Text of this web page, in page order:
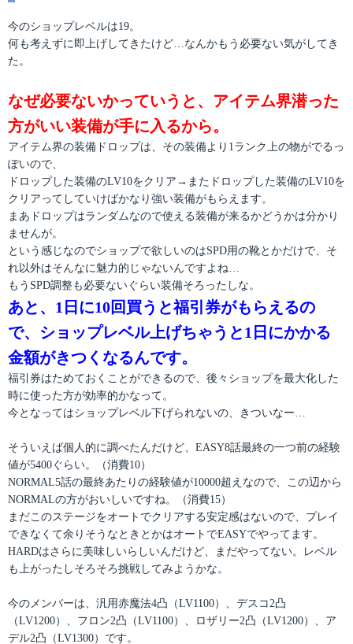
リ
ー
今のショップレベルは19。
何も考えずに即上げしてきたけど…なんかもう必要ない気がしてき
た。
なぜ必要ないかっていうと、アイテム界潜った
方がいい装備が手に入るから。
アイテム界の装備ドロップは、その装備より1ランク上の物がでるっ
ぽいので、
ドロップした装備のLV10をクリア→またドロップした装備のLV10を
クリアってしていけばかなり強い装備がもらえます。
まあドロップはランダムなので使える装備が来るかどうかは分かり
ませんが。
という感じなのでショップで欲しいのはSPD用の靴とかだけで、そ
れ以外はそんなに魅力的じゃないんですよね…
もうSPD調整も必要ないぐらい装備そろったしな。
あと、1日に10回買うと福引券がもらえるの
で、ショップレベル上げちゃうと1日にかかる
金額がきつくなるんです。
福引券はためておくことができるので、後々ショップを最大化した
時に使った方が効率的かなって。
今となってはショップレベル下げられないの、きついなー…
そういえば個人的に調べたんだけど、EASY8話最終の一つ前の経験
値が5400ぐらい。（消費10）
NORMAL5話の最終あたりの経験値が10000超えなので、この辺から
NORMALの方がおいしいですね。（消費15）
まだこのステージをオートでクリアする安定感はないので、プレイ
できなくて余りそうなときとかはオートでEASYでやってます。
HARDはさらに美味しいらしいんだけど、まだやってない。レベル
も上がったしそろそろ挑戦してみようかな。
今のメンバーは、汎用赤魔法4凸（LV1100）、デスコ2凸
（LV1200）、フロン2凸（LV1100）、ロザリー2凸（LV1200）、ア
デル2凸（LV1300）です。